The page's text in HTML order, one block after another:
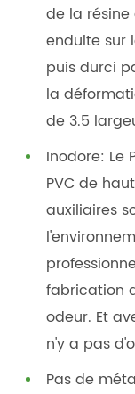
de la
enduite sur
puis durci
la
de 3.5
Inodore: Le
PVC de
auxiliaires
fabrication
odeur. Et
n'y a pas
Pas de